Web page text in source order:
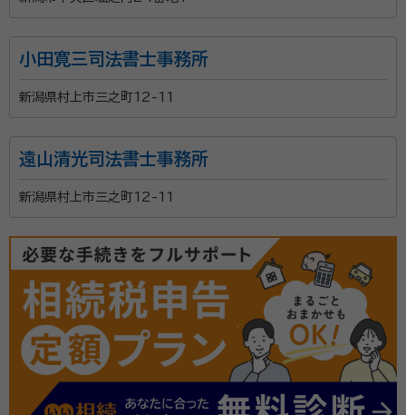
小田寛三司法書士事務所
新潟県村上市三之町12-11
遠山清光司法書士事務所
新潟県村上市三之町12-11